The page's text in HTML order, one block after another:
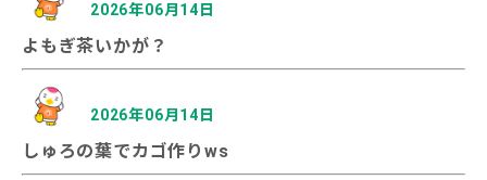
2026年06月14日
よもぎ茶いかが？
2026年06月14日
しゅろの葉でカゴ作りws